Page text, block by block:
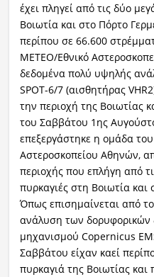
έχει πληγεί από τις δύο
Βοιωτία και στο Πόρτο
περίπου σε 66.600
ΜΕΤΕΟ/Εθνικό
δεδομένα πολύ υψηλής
SPOT-6/7 (αισθητήρας
την περιοχή της Βοιωτίας
του Σαββάτου 1ης
επεξεργάστηκε η ομάδα
Αστεροσκοπείου Αθηνών,
περιοχής που επλήγη από
πυρκαγιές στη Βοιωτία και
Όπως επισημαίνεται από
ανάλυση των δορυφορικών
μηχανισμού Copernicus
Σαββάτου είχαν καεί
πυρκαγιά της Βοιωτίας